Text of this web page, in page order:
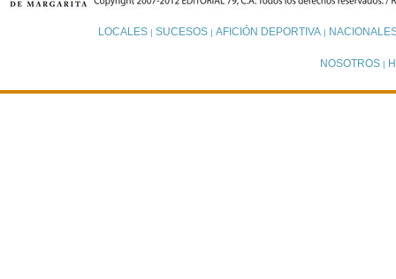
LOCALES| SUCESOS| AFICIÓN DEPORTIVA|
NOSOTROS |